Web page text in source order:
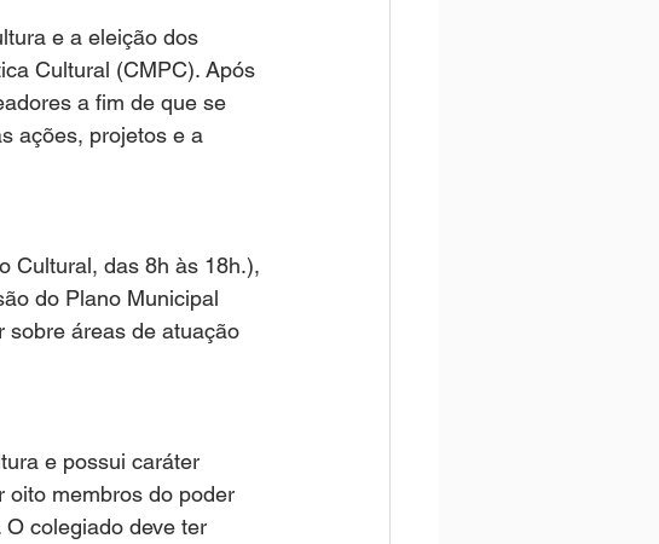
e a eleição dos
Cultural (CMPC). Após
a fim de que se
ações, projetos e a
Cultural, das 8h às 18h.),
do Plano Municipal
sobre áreas de atuação
e possui caráter
oito membros do poder
colegiado deve ter